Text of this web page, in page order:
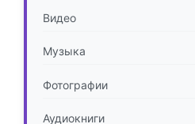
Видео
Музыка
Фотографии
Аудиокниги